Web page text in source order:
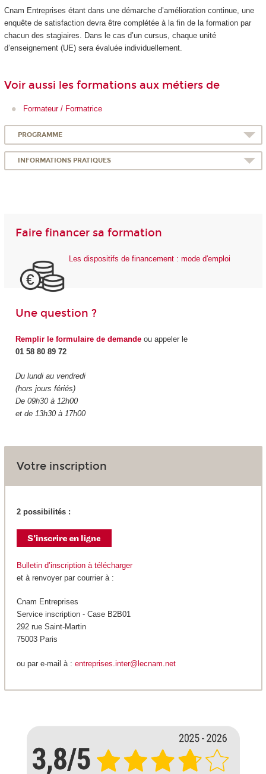
Cnam Entreprises étant dans une démarche d’amélioration continue, une
enquête de satisfaction devra être complétée à la fin de la formation par
chacun des stagiaires. Dans le cas d’un cursus, chaque unité
d’enseignement (UE) sera évaluée individuellement.
Voir aussi les formations aux métiers de
Formateur / Formatrice
PROGRAMME
INFORMATIONS PRATIQUES
Faire financer sa formation
Les dispositifs de financement : mode d'emploi
Une question ?
Remplir le formulaire de demandeou appeler le
01 58 80 89 72
Du lundi au vendredi
(hors jours fériés)
De 09h30 à 12h00
et de 13h30 à 17h00
Votre inscription
2 possibilités :
Bulletin d’inscription à télécharger
et à renvoyer par courrier à :
Cnam Entreprises
Service inscription - Case B2B01
292 rue Saint-Martin
75003 Paris
ou par e-mail à : entreprises.inter@lecnam.net